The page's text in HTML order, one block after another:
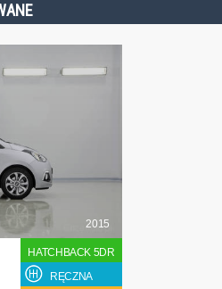
2015
HATCHBACK 5DR
RĘCZNA